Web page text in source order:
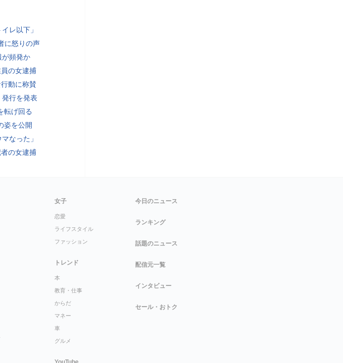
レ以下」
に怒りの声
が頻発か
の女逮捕
動に称賛
行を発表
転げ回る
姿を公開
なった」
の女逮捕
女子
恋愛
ライフスタイル
ファッション
トレンド
本
教育・仕事
からだ
マネー
車
グルメ
今日のニュース
ランキング
話題のニュース
配信元一覧
インタビュー
セール・おトク